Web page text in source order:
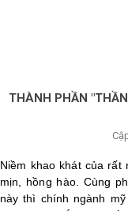
THÀNH PHẦN
Niềm khao khát của rất
mịn, hồng hào. Cùng
này thì chính ngành